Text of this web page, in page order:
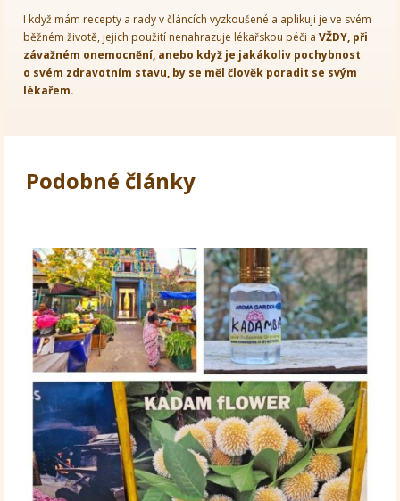
I když mám recepty a rady v článcích vyzkoušené a aplikuji je ve svém
běžném životě, jejich použití nenahrazuje lékařskou péči aVŽDY, při
závažném onemocnění, anebo když je jakákoliv pochybnost
o svém zdravotním stavu, by se měl člověk poradit se svým
lékařem.
Podobné články